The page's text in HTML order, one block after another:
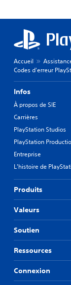
Accueil
Codes d'erreur
Infos
À propos de SIE
Carrières
PlayStation Studios
PlayStation
Entreprise
L'histoire de
Produits
Valeurs
Soutien
Ressources
Connexion